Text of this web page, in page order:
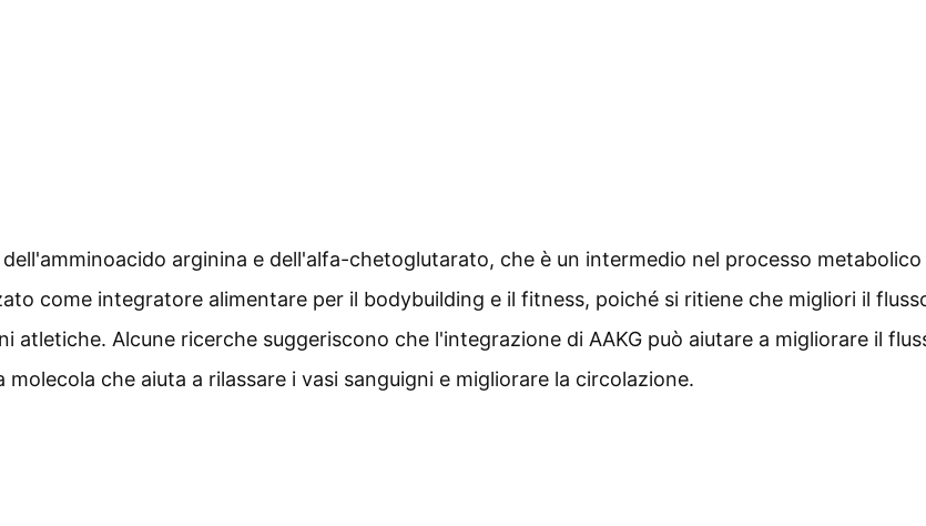
arginina e dell'alfa-chetoglutarato, che è un intermedio nel processo
come integratore alimentare per il bodybuilding e il fitness, poiché si ritiene che migliori il
atletiche. Alcune ricerche suggeriscono che l'integrazione di AAKG può aiutare a migliorare il
che aiuta a rilassare i vasi sanguigni e migliorare la circolazione.